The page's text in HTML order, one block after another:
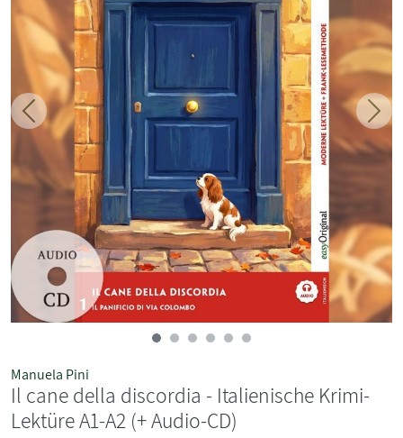
Zurück
Manuela Pini
Il cane della discordia - Italienische Krimi-
Lektüre A1-A2 (+ Audio-CD)